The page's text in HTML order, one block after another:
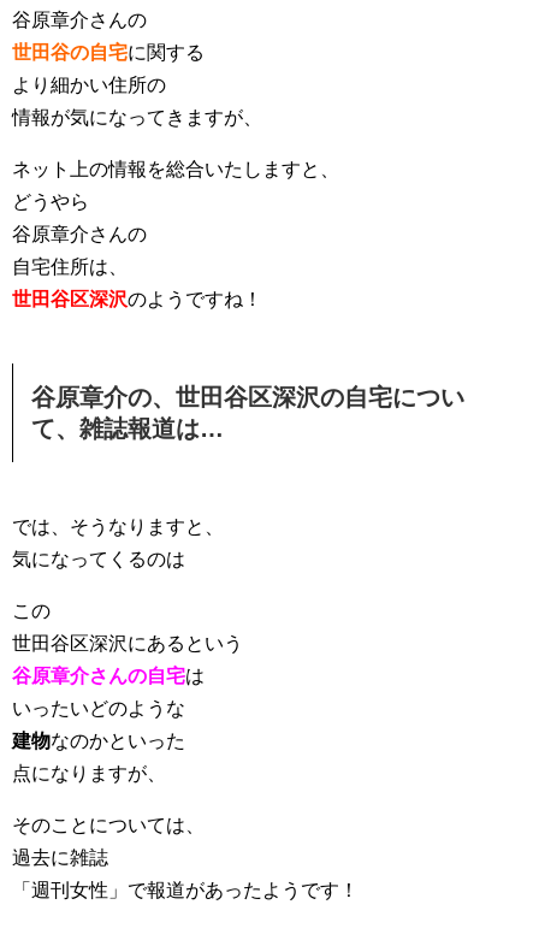
谷原章介さんの
世田谷の自宅に関する
より細かい住所の
情報が気になってきますが、
ネット上の情報を総合いたしますと、
どうやら
谷原章介さんの
自宅住所は、
世田谷区深沢のようですね！
谷原章介の、世田谷区深沢の自宅につい
て、雑誌報道は…
では、そうなりますと、
気になってくるのは
この
世田谷区深沢にあるという
谷原章介さんの自宅は
いったいどのような
建物なのかといった
点になりますが、
そのことについては、
過去に雑誌
「週刊女性」で報道があったようです！